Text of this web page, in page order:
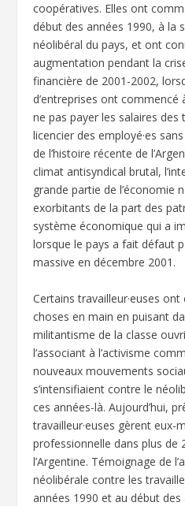
coopératives. Elles ont
début des années 1990, à la
néolibéral du pays, et ont
augmentation pendant la
financière de 2001-2002,
d’entreprises ont commencé
ne pas payer les salaires des
licencier des employé·es
de l’histoire récente de
climat antisyndical brutal,
grande partie de l’économie
exorbitants de la part des
système économique qui a
lorsque le pays a fait défaut
massive en décembre 2001.
Certains travailleur·euses
choses en main en puisant
militantisme de la classe
l’associant à l’activisme
nouveaux mouvements
s’intensifiaient contre le
ces années-là. Aujourd’hui,
travailleur·euses gèrent eux-
professionnelle dans plus de
l’Argentine. Témoignage de
néolibérale contre les
années 1990 et au début des